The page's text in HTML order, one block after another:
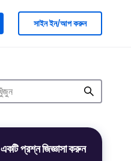
সাইন ইন/আপ করুন
একটি প্রশ্ন জিজ্ঞাসা করুন